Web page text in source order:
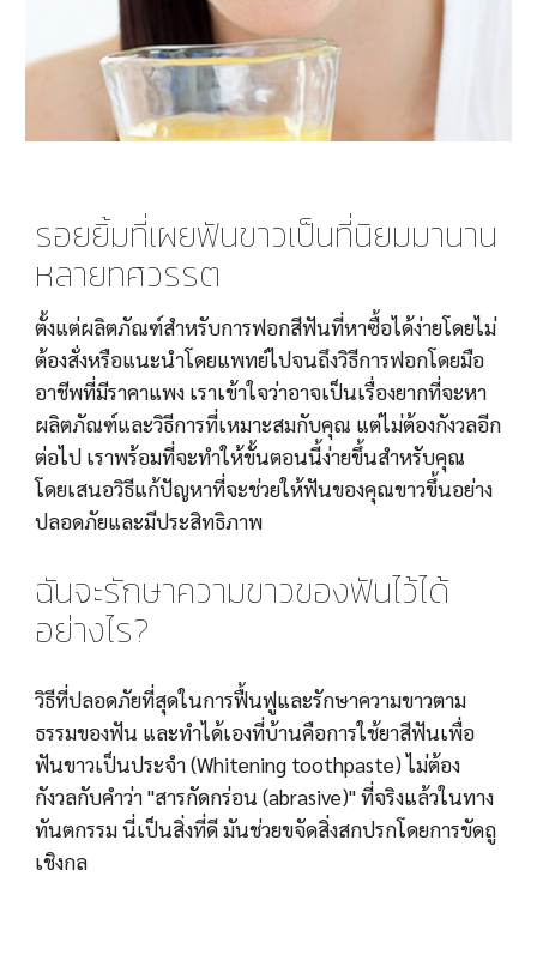
รอยยิ้มที่เผยฟันขาวเป็นที่นิยมมานาน
หลายทศวรรต
ตั้งแต่ผลิตภัณฑ์สำหรับการฟอกสีฟันที่หาซื้อได้ง่ายโดยไม่
ต้องสั่งหรือแนะนำโดยแพทย์ไปจนถึงวิธีการฟอกโดยมือ
อาชีพที่มีราคาแพง เราเข้าใจว่าอาจเป็นเรื่องยากที่จะหา
ผลิตภัณฑ์และวิธีการที่เหมาะสมกับคุณ แต่ไม่ต้องกังวลอีก
ต่อไป เราพร้อมที่จะทำให้ขั้นตอนนี้ง่ายขึ้นสำหรับคุณ
โดยเสนอวิธีแก้ปัญหาที่จะช่วยให้ฟันของคุณขาวขึ้นอย่าง
ปลอดภัยและมีประสิทธิภาพ
ฉันจะรักษาความขาวของฟันไว้ได้
อย่างไร?
วิธีที่ปลอดภัยที่สุดในการฟื้นฟูและรักษาความขาวตาม
ธรรมของฟัน และทำได้เองที่บ้านคือการใช้ยาสีฟันเพื่อ
ฟันขาวเป็นประจำ (Whitening toothpaste) ไม่ต้อง
กังวลกับคำว่า "สารกัดกร่อน (abrasive)" ที่จริงแล้วในทาง
ทันตกรรม นี่เป็นสิ่งที่ดี มันช่วยขจัดสิ่งสกปรกโดยการขัดถู
เชิงกล